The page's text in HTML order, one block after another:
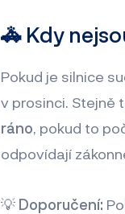
🚓 Kdy
Pokud je silnice
v prosinci. Stejně
ráno, pokud to
odpovídají
💡 Doporučení: